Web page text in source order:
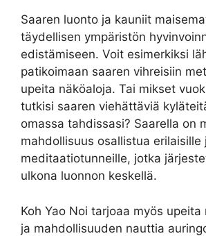
Saaren luonto ja kauniit
täydellisen ympäristön
edistämiseen. Voit esimerkiksi
patikoimaan saaren vihreisiin
upeita näköaloja. Tai mikset
tutkisi saaren viehättäviä
omassa tahdissasi? Saarella on
mahdollisuus osallistua erilaisille
meditaatiotunneille, jotka
ulkona luonnon keskellä.
Koh Yao Noi tarjoaa myös
ja mahdollisuuden nauttia